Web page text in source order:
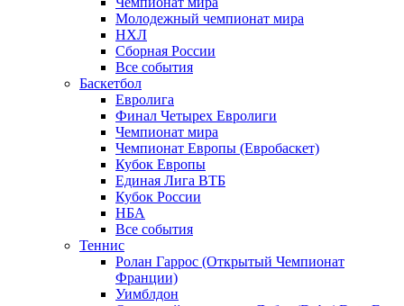
Молодежный чемпионат мира
НХЛ
Сборная России
Все события
Баскетбол
Евролига
Финал Четырех Евролиги
Чемпионат мира
Чемпионат Европы (Евробаскет)
Кубок Европы
Единая Лига ВТБ
Кубок России
НБА
Все события
Теннис
Ролан Гаррос (Открытый Чемпионат
Франции)
Уимблдон